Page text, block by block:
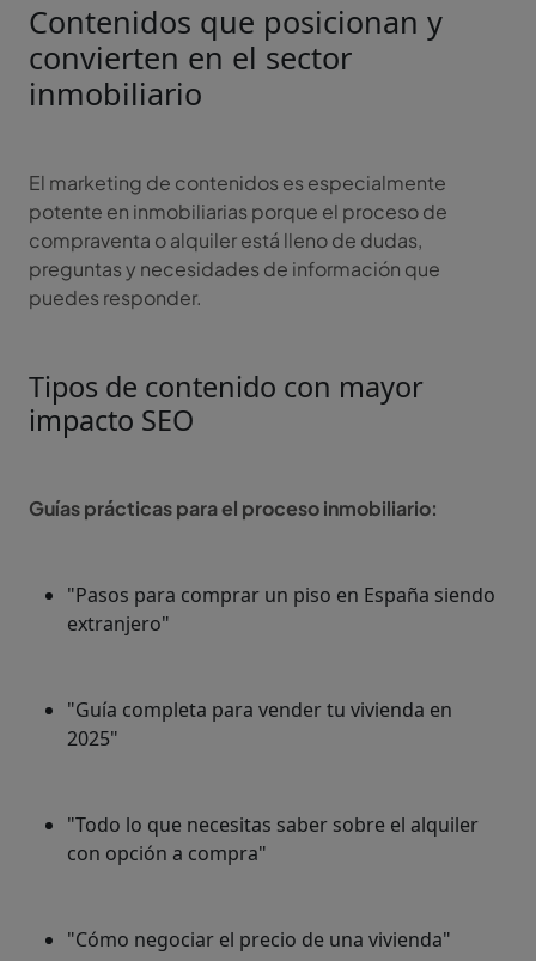
Contenidos que posicionan y
convierten en el sector
inmobiliario
El marketing de contenidos es especialmente
potente en inmobiliarias porque el proceso de
compraventa o alquiler está lleno de dudas,
preguntas y necesidades de información que
puedes responder.
Tipos de contenido con mayor
impacto SEO
Guías prácticas para el proceso inmobiliario:
"Pasos para comprar un piso en España siendo
extranjero"
"Guía completa para vender tu vivienda en
2025"
"Todo lo que necesitas saber sobre el alquiler
con opción a compra"
"Cómo negociar el precio de una vivienda"